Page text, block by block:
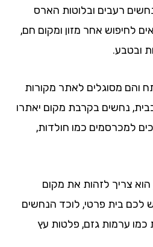
רעבים ובלוטות הארס
לחיפוש אחר מזון ומקום חם,
ובטבע.
והם מסוגלים לאתר מקורות
נחשים בקרבת מקום יאתרו
למכרסמים כמו חולדות,
הוא צריך לזהות את מקום
בית פרטי, לוכד הנחשים
ערמות גזם, פלטות עץ